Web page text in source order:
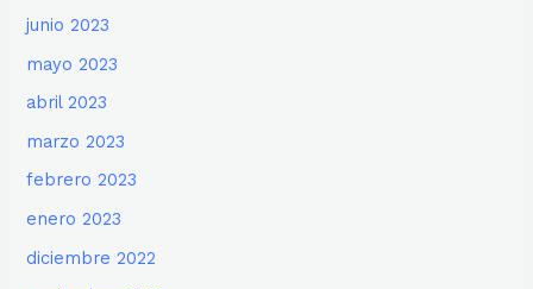
junio 2023
mayo 2023
abril 2023
marzo 2023
febrero 2023
enero 2023
diciembre 2022